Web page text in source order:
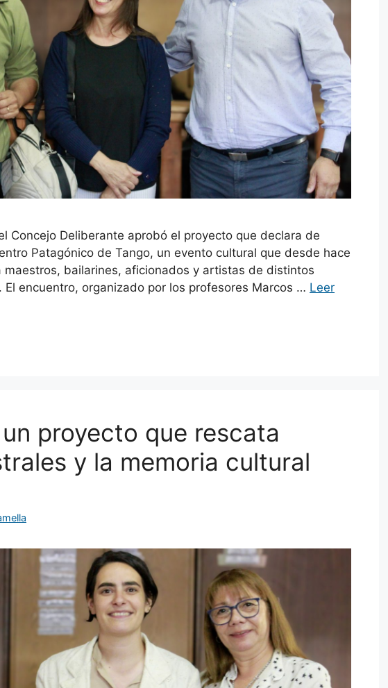
Concejo Deliberante aprobó el proyecto que declara de
Patagónico de Tango, un evento cultural que desde hace
bailarines, aficionados y artistas de distintos
encuentro, organizado por los profesores Marcos … Leer
un proyecto que rescata
y la memoria cultural